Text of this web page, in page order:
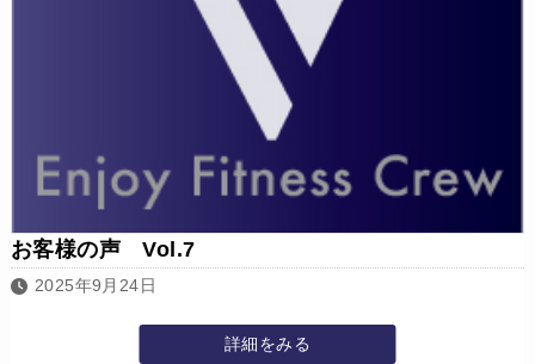
お客様の声 Vol.7
2025年9月24日
詳細をみる